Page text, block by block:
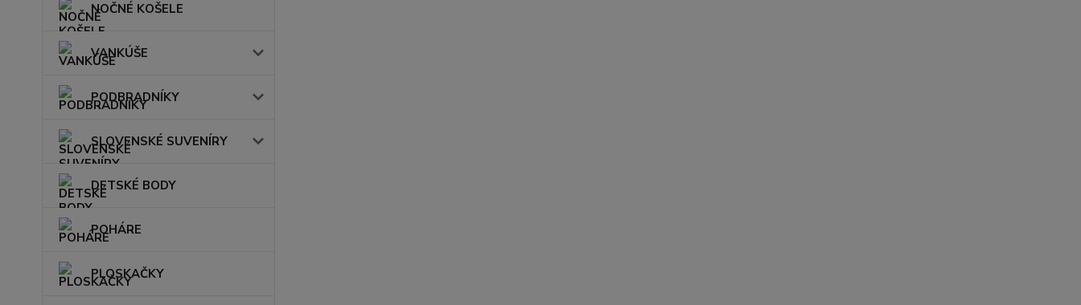
NOČNÉ KOŠELE
VANKÚŠE
PODBRADNÍKY
SLOVENSKÉ SUVENÍRY
DETSKÉ BODY
POHÁRE
PLOSKAČKY